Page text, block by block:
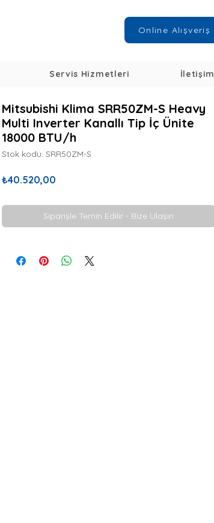
Online Alışveriş
Servis Hizmetleri İletişim
Mitsubishi Klima SRR50ZM-S Heavy
Multi Inverter Kanallı Tip İç Ünite
18000 BTU/h
Stok kodu: SRR50ZM-S
₺40.520,00
Siparişle Temin Edilir - Bize Ulaşın